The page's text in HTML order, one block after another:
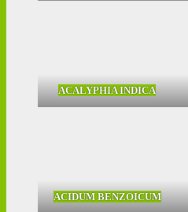
ACALYPHIA INDICA
ACIDUM BENZOICUM